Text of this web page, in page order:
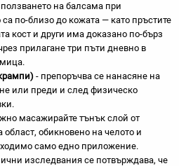
на балсама при
по-близо до кожата — като пръстите
кост и други има доказано по-бърз
прилагане три пъти дневно в
- препоръчва се нанасяне на
или преди и след физическо
масажирайте тънък слой от
област, обикновено на челото и
само едно приложение.
изследвания се потвърждава, че